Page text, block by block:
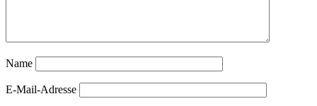
Name
E-Mail-Adresse